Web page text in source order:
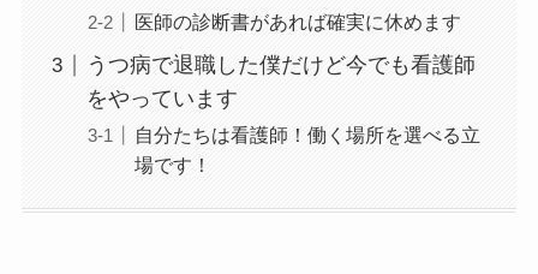
医師の診断書があれば確実に休めます
うつ病で退職した僕だけど今でも看護師
をやっています
自分たちは看護師！働く場所を選べる立
場です！